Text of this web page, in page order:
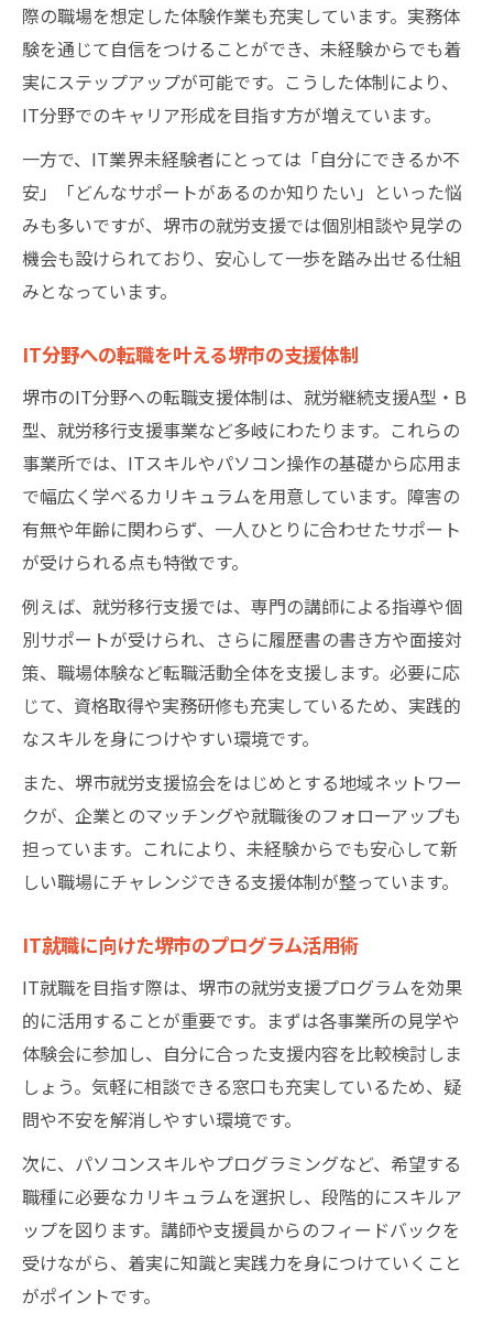
際の職場を想定した体験作業も充実しています。実務体
験を通じて自信をつけることができ、未経験からでも着
実にステップアップが可能です。こうした体制により、
IT分野でのキャリア形成を目指す方が増えています。
一方で、IT業界未経験者にとっては「自分にできるか不
安」「どんなサポートがあるのか知りたい」といった悩
みも多いですが、堺市の就労支援では個別相談や見学の
機会も設けられており、安心して一歩を踏み出せる仕組
みとなっています。
IT分野への転職を叶える堺市の支援体制
堺市のIT分野への転職支援体制は、就労継続支援A型・B
型、就労移行支援事業など多岐にわたります。これらの
事業所では、ITスキルやパソコン操作の基礎から応用ま
で幅広く学べるカリキュラムを用意しています。障害の
有無や年齢に関わらず、一人ひとりに合わせたサポート
が受けられる点も特徴です。
例えば、就労移行支援では、専門の講師による指導や個
別サポートが受けられ、さらに履歴書の書き方や面接対
策、職場体験など転職活動全体を支援します。必要に応
じて、資格取得や実務研修も充実しているため、実践的
なスキルを身につけやすい環境です。
また、堺市就労支援協会をはじめとする地域ネットワー
クが、企業とのマッチングや就職後のフォローアップも
担っています。これにより、未経験からでも安心して新
しい職場にチャレンジできる支援体制が整っています。
IT就職に向けた堺市のプログラム活用術
IT就職を目指す際は、堺市の就労支援プログラムを効果
的に活用することが重要です。まずは各事業所の見学や
体験会に参加し、自分に合った支援内容を比較検討しま
しょう。気軽に相談できる窓口も充実しているため、疑
問や不安を解消しやすい環境です。
次に、パソコンスキルやプログラミングなど、希望する
職種に必要なカリキュラムを選択し、段階的にスキルア
ップを図ります。講師や支援員からのフィードバックを
受けながら、着実に知識と実践力を身につけていくこと
がポイントです。